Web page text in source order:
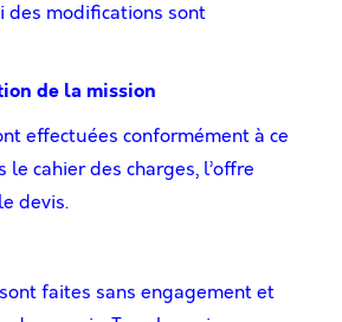
des modiﬁcations sont
de la mission
effectuées conformément à ce
cahier des charges, l’offre
devis.
faites sans engagement et